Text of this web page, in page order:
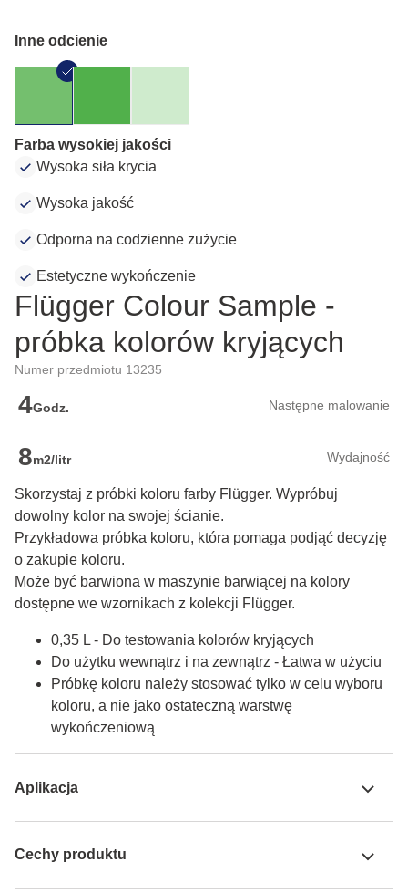
Inne odcienie
Farba wysokiej jakości
Wysoka siła krycia
Wysoka jakość
Odporna na codzienne zużycie
Estetyczne wykończenie
Flügger Colour Sample -
próbka kolorów kryjących
Numer przedmiotu 13235
4Godz. Następne malowanie
8m2/litr Wydajność
Skorzystaj z próbki koloru farby Flügger. Wypróbuj
dowolny kolor na swojej ścianie.
Przykładowa próbka koloru, która pomaga podjąć decyzję
o zakupie koloru.
Może być barwiona w maszynie barwiącej na kolory
dostępne we wzornikach z kolekcji Flügger.
0,35 L - Do testowania kolorów kryjących
Do użytku wewnątrz i na zewnątrz - Łatwa w użyciu
Próbkę koloru należy stosować tylko w celu wyboru
koloru, a nie jako ostateczną warstwę
wykończeniową
Aplikacja
Cechy produktu